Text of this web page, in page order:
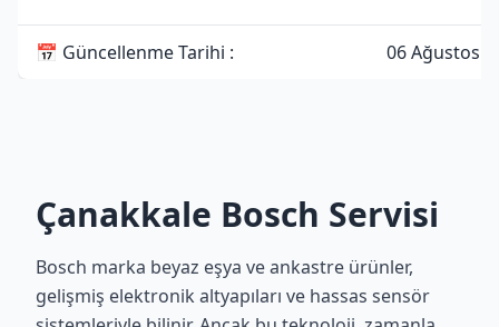
📅 Güncellenme Tarihi : 06 Ağustos
Çanakkale Bosch Servisi
Bosch marka beyaz eşya ve ankastre ürünler,
gelişmiş elektronik altyapıları ve hassas sensör